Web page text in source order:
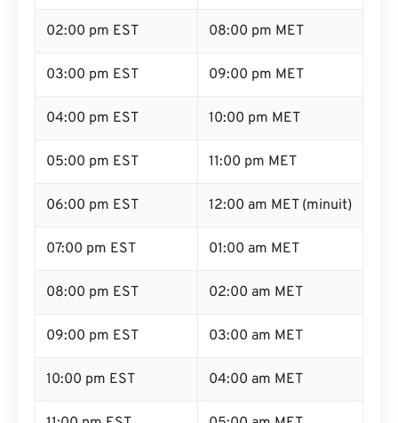
02:00 pm EST 08:00 pm MET
03:00 pm EST 09:00 pm MET
04:00 pm EST 10:00 pm MET
05:00 pm EST 11:00 pm MET
06:00 pm EST 12:00 am MET (minuit)
07:00 pm EST 01:00 am MET
08:00 pm EST 02:00 am MET
09:00 pm EST 03:00 am MET
10:00 pm EST 04:00 am MET